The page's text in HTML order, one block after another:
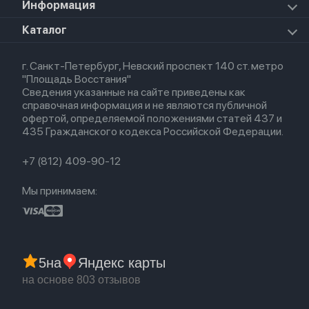
Apple Watch Series 8
Apple Watch SE 2022
Airpods Pro
Airpods 3
Airpods (1-е)
EarPods
Apple TV
HomePod 2
Для iPhone
Для Macbook
Информация
О магазине
Политика конфиденциальности
Оплата и доставка
Партнерская программа
Гарантия
Обмен и возврат
Бонусы
Каталог
Новые поступления
Популярное
Акции
г. Санкт-Петербург, Невский проспект 140 ст. метро
"Площадь Восстания"
Сведения указанные на сайте приведены как
справочная информация и не являются публичной
офертой, определяемой положениями статей 437 и
435 Гражданского кодекса Российской Федерации.
+7 (812) 409-90-12
Мы принимаем:
5на Яндекс карты
на основе 803 отзывов